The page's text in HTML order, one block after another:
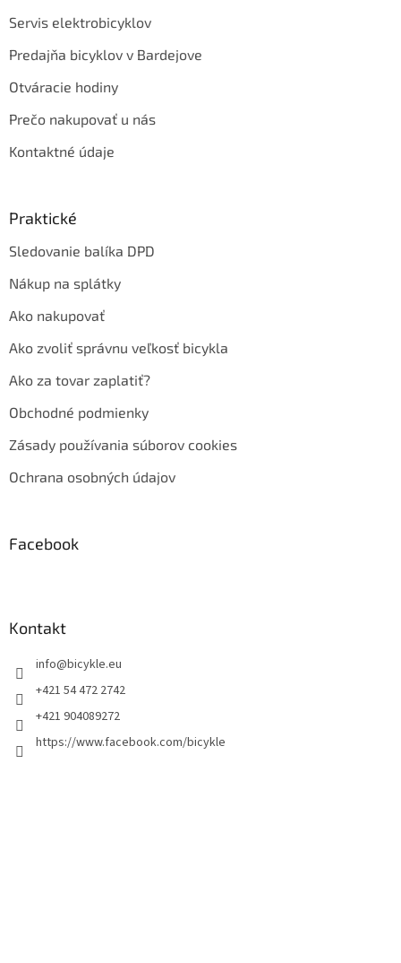
Servis elektrobicyklov
Predajňa bicyklov v Bardejove
Otváracie hodiny
Prečo nakupovať u nás
Kontaktné údaje
Praktické
Sledovanie balíka DPD
Nákup na splátky
Ako nakupovať
Ako zvoliť správnu veľkosť bicykla
Ako za tovar zaplatiť?
Obchodné podmienky
Zásady používania súborov cookies
Ochrana osobných údajov
Facebook
Kontakt
info@bicykle.eu
+421 54 472 2742
+421 904089272
https://www.facebook.com/bicykle